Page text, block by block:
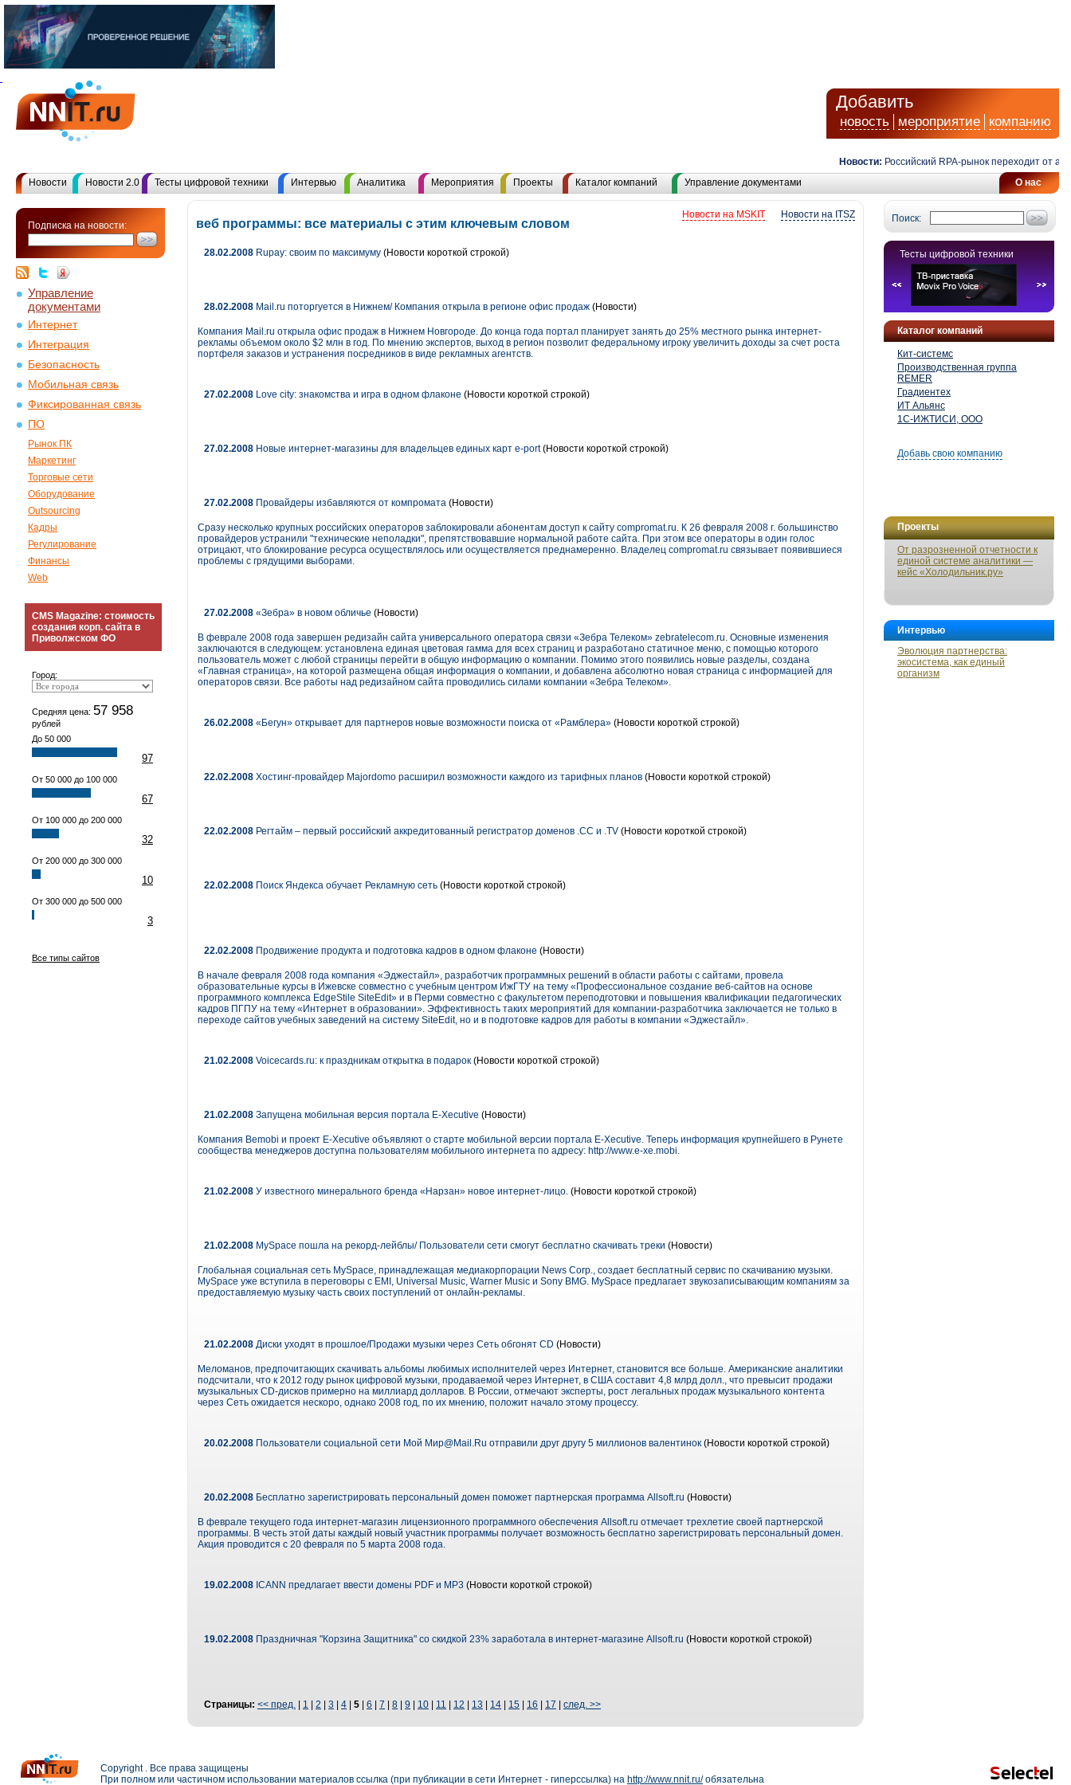
Добавить
новость мероприятие компанию
Новости: Российский RPA-рынок переходит от
О нас
Новости Новости 2.0 Тесты цифровой техники Интервью Аналитика Мероприятия Проекты Каталог компаний Управление документами
Подписка на новости:
Управление
документами
Интернет
Интеграция
Безопасность
Мобильная связь
Фиксированная связь
ПО
Рынок ПК
Маркетинг
Торговые сети
Оборудование
Outsourcing
Кадры
Регулирование
Финансы
Web
CMS Magazine: стоимость
создания корп. сайта в
Приволжском ФО
Город:
Средняя цена: 57 958
рублей
До 50 000
97
От 50 000 до 100 000
67
От 100 000 до 200 000
32
От 200 000 до 300 000
10
От 300 000 до 500 000
3
Все типы сайтов
Поиск:
Тесты цифровой техники
Каталог компаний
Кит-системс
Производственная группа
REMER
Градиентех
ИТ Альянс
1С-ИЖТИСИ, ООО
Добавь свою компанию
Проекты
От разрозненной отчетности к
единой системе аналитики —
кейс «Холодильник.ру»
Интервью
Эволюция партнерства:
экосистема, как единый
организм
Новости на ITSZ
Новости на MSKIT
веб программы: все материалы с этим ключевым словом
28.02.2008 Rupay: своим по максимуму (Новости короткой строкой)
28.02.2008 Mail.ru поторгуется в Нижнем/ Компания открыла в регионе офис продаж (Новости)
Компания Mail.ru открыла офис продаж в Нижнем Новгороде. До конца года портал планирует занять до 25% местного рынка интернет-
рекламы объемом около $2 млн в год. По мнению экспертов, выход в регион позволит федеральному игроку увеличить доходы за счет роста
портфеля заказов и устранения посредников в виде рекламных агентств.
27.02.2008 Love city: знакомства и игра в одном флаконе (Новости короткой строкой)
27.02.2008 Новые интернет-магазины для владельцев единых карт e-port(Новости короткой строкой)
27.02.2008 Провайдеры избавляются от компромата (Новости)
Сразу несколько крупных российских операторов заблокировали абонентам доступ к сайту compromat.ru. К 26 февраля 2008 г. большинство
провайдеров устранили "технические неполадки", препятствовавшие нормальной работе сайта. При этом все операторы в один голос
отрицают, что блокирование ресурса осуществлялось или осуществляется преднамеренно. Владелец compromat.ru связывает появившиеся
проблемы с грядущими выборами.
27.02.2008 «Зебра» в новом обличье (Новости)
В феврале 2008 года завершен редизайн сайта универсального оператора связи «Зебра Телеком» zebratelecom.ru. Основные изменения
заключаются в следующем: установлена единая цветовая гамма для всех страниц и разработано статичное меню, с помощью которого
пользователь может с любой страницы перейти в общую информацию о компании. Помимо этого появились новые разделы, создана
«Главная страница», на которой размещена общая информация о компании, и добавлена абсолютно новая страница с информацией для
операторов связи. Все работы над редизайном сайта проводились силами компании «Зебра Телеком».
26.02.2008 «Бегун» открывает для партнеров новые возможности поиска от «Рамблера» (Новости короткой строкой)
22.02.2008 Хостинг-провайдер Majordomo расширил возможности каждого из тарифных планов (Новости короткой строкой)
22.02.2008 Регтайм – первый российский аккредитованный регистратор доменов .СС и .TV (Новости короткой строкой)
22.02.2008 Поиск Яндекса обучает Рекламную сеть (Новости короткой строкой)
22.02.2008 Продвижение продукта и подготовка кадров в одном флаконе (Новости)
В начале февраля 2008 года компания «Эджестайл», разработчик программных решений в области работы с сайтами, провела
образовательные курсы в Ижевске совместно с учебным центром ИжГТУ на тему «Профессиональное создание веб-сайтов на основе
программного комплекса EdgeStile SiteEdit» и в Перми совместно с факультетом переподготовки и повышения квалификации педагогических
кадров ПГПУ на тему «Интернет в образовании». Эффективность таких мероприятий для компании-разработчика заключается не только в
переходе сайтов учебных заведений на систему SiteEdit, но и в подготовке кадров для работы в компании «Эджестайл».
21.02.2008 Voicecards.ru: к праздникам открытка в подарок (Новости короткой строкой)
21.02.2008 Запущена мобильная версия портала E-Xecutive (Новости)
Компания Bemobi и проект E-Xecutive объявляют о старте мобильной версии портала E-Xecutive. Теперь информация крупнейшего в Рунете
сообщества менеджеров доступна пользователям мобильного интернета по адресу: http://www.e-xe.mobi.
21.02.2008 У известного минерального бренда «Нарзан» новое интернет-лицо. (Новости короткой строкой)
21.02.2008 MySpace пошла на рекорд-лейблы/ Пользователи сети смогут бесплатно скачивать треки (Новости)
Глобальная социальная сеть MySpace, принадлежащая медиакорпорации News Corp., создает бесплатный сервис по скачиванию музыки.
MySpace уже вступила в переговоры с EMI, Universal Music, Warner Music и Sony BMG. MySpace предлагает звукозаписывающим компаниям за
предоставляемую музыку часть своих поступлений от онлайн-рекламы.
21.02.2008 Диски уходят в прошлое/Продажи музыки через Сеть обгонят CD (Новости)
Меломанов, предпочитающих скачивать альбомы любимых исполнителей через Интернет, становится все больше. Американские аналитики
подсчитали, что к 2012 году рынок цифровой музыки, продаваемой через Интернет, в США составит 4,8 млрд долл., что превысит продажи
музыкальных CD-дисков примерно на миллиард долларов. В России, отмечают эксперты, рост легальных продаж музыкального контента
через Сеть ожидается нескоро, однако 2008 год, по их мнению, положит начало этому процессу.
20.02.2008 Пользователи социальной сети Мой Мир@Mail.Ru отправили друг другу 5 миллионов валентинок (Новости короткой строкой)
20.02.2008 Бесплатно зарегистрировать персональный домен поможет партнерская программа Allsoft.ru (Новости)
В феврале текущего года интернет-магазин лицензионного программного обеспечения Allsoft.ru отмечает трехлетие своей партнерской
программы. В честь этой даты каждый новый участник программы получает возможность бесплатно зарегистрировать персональный домен.
Акция проводится с 20 февраля по 5 марта 2008 года.
19.02.2008 ICANN предлагает ввести домены PDF и MP3 (Новости короткой строкой)
19.02.2008 Праздничная "Корзина Защитника" со скидкой 23% заработала в интернет-магазине Allsoft.ru (Новости короткой строкой)
Страницы: << пред. 1 2 3 4 5 6 7 8 9 10 11 12 13 14 15 16 17 след. >>
Copyright . Все права защищены
При полном или частичном использовании материалов ссылка (при публикации в сети Интернет - гиперссылка) на http://www.nnit.ru/обязательна